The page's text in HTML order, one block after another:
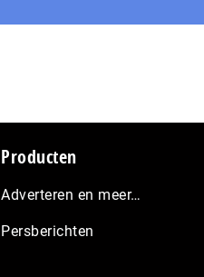
Producten
Adverteren en meer…
Persberichten